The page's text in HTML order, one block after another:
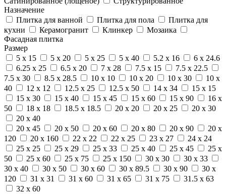
Назначение
Плитка для ванной
Плитка для пола
Плитка для
кухни
Керамогранит Клинкер
Мозаика
Фасадная плитка
Размер
5 x 15
5 x 20 5 x 25 5 x 40 5.2 x 16
6 x 24.6
6.25 x 25
6.5 x 20 7 x 28 7.5 x 15
7.5 x 22.5
7.5 x 30
8.5 x 28.5 10 x 10 10 x 20 10 x 30
10 x
40
12 x 12 12.5 x 25 12.5 x 50 14 x 34
15 x 15
15 x 30
15 x 40 15 x 45 15 x 60 15 x 90
16 x
50
18 x 18 18.5 x 18.5 20 x 20 20 x 25
20 x 30
20 x 40
20 x 45
20 x 50 20 x 60 20 x 80 20 x 90
20 x
120
20 x 160 22 x 22 22 x 25 23 x 27
24 x 24
25 x 25
25 x 29 25 x 33 25 x 40 25 x 45
25 x
50
25 x 60 25 x 75 25 x 150 30 x 30
30 x 33
30 x 40
30 x 50 30 x 60 30 x 89.5 30 x 90
30 x
120
31 x 31 31 x 60 31 x 65 31 x 75
31.5 x 63
32 x 60